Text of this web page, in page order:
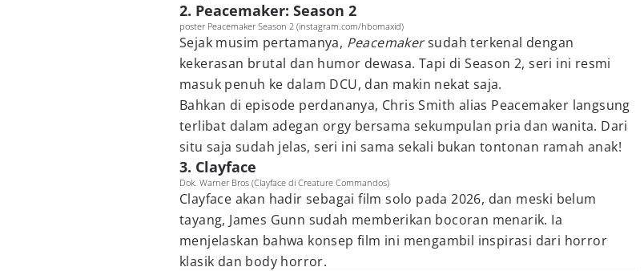
2. Peacemaker: Season 2
poster Peacemaker Season 2 (instagram.com/hbomaxid)
Sejak musim pertamanya, Peacemakersudah terkenal dengan
kekerasan brutal dan humor dewasa. Tapi di Season 2, seri ini resmi
masuk penuh ke dalam DCU, dan makin nekat saja.
Bahkan di episode perdananya, Chris Smith alias Peacemaker langsung
terlibat dalam adegan orgy bersama sekumpulan pria dan wanita. Dari
situ saja sudah jelas, seri ini sama sekali bukan tontonan ramah anak!
3. Clayface
Dok. Warner Bros (Clayface di Creature Commandos)
Clayface akan hadir sebagai film solo pada 2026, dan meski belum
tayang, James Gunn sudah memberikan bocoran menarik. Ia
menjelaskan bahwa konsep film ini mengambil inspirasi dari horror
klasik dan body horror.